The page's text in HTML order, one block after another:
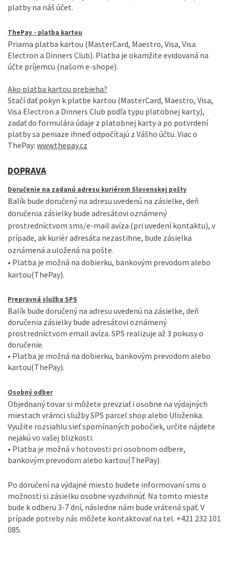
platby na náš účet.
ThePay - platba kartou
Priama platba kartou (MasterCard, Maestro, Visa, Visa
Electron a Dinners Club). Platba je okamžite evidovaná na
účte príjemcu (našom e-shope).
Ako platba kartou prebieha?
Stačí dať pokyn k platbe kartou (MasterCard, Maestro, Visa,
Visa Electron a Dinners Club podľa typu platobnej karty),
zadať do formulára údaje z platobnej karty a po potvrdení
platby sa peniaze ihneď odpočítajú z Vášho účtu. Viac o
ThePay: www.thepay.cz
DOPRAVA
Doručenie na zadanú adresu kuriérom Slovenskej pošty
Balík bude doručený na adresu uvedenú na zásielke, deň
doručenia zásielky bude adresátovi oznámený
prostredníctvom sms/e-mail avíza (pri uvedení kontaktu), v
prípade, ak kuriér adresáta nezastihne, bude zásielka
oznámená a uložená na pošte.
• Platba je možná na dobierku, bankovým prevodom alebo
kartou(ThePay).
Prepravná služba SPS
Balík bude doručený na adresu uvedenú na zásielke, deň
doručenia zásielky bude adresátovi oznámený
prostredníctvom email avíza. SPS realizuje až 3 pokusy o
doručenie.
• Platba je možná na dobierku, bankovým prevodom alebo
kartou(ThePay).
Osobný odber
Objednaný tovar si môžete prevziať i osobne na výdajných
miestach vrámci služby SPS parcel shop alebo Uloženka.
Využite rozsiahlu sieť spomínaných pobočiek, určite nájdete
nejakú vo vašej blizkosti.
• Platba je možná v hotovosti pri osobnom odbere,
bankovým prevodom alebo kartou(ThePay).
Po doručení na výdajné miesto budete informovaní sms o
možnosti si zásielku osobne vyzdvihnúť. Na tomto mieste
bude k odberu 3-7 dní, následne nám bude vrátená späť. V
prípade potreby nás môžete kontaktovať na tel. +421 232 101
085.